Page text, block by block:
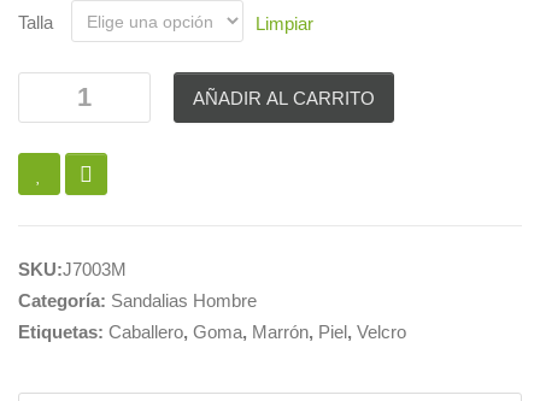
Talla Limpiar
AÑADIR AL CARRITO
SKU:J7003M
Categoría: Sandalias Hombre
Etiquetas: Caballero, Goma, Marrón, Piel, Velcro